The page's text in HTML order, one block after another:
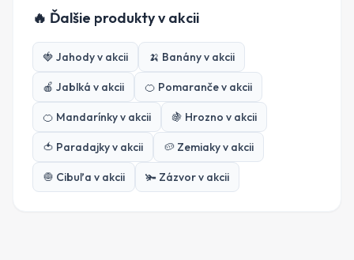
🔥 Ďalšie produkty v akcii
🍓 Jahodyv akcii 🍌 Banányv akcii
🍎 Jablká v akcii 🍊 Pomarančev akcii
🍊 Mandarínkyv akcii 🍇 Hrozno v akcii
🍅 Paradajkyv akcii 🥔 Zemiakyv akcii
🧅 Cibuľa v akcii 🫚 Zázvorv akcii